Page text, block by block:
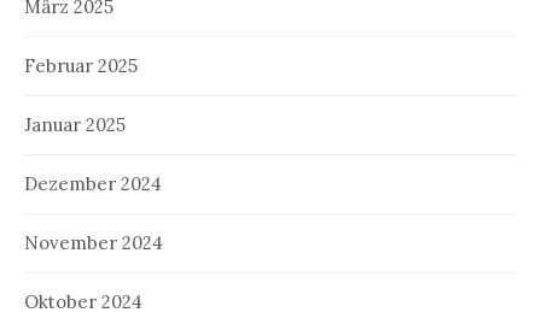
März 2025
Februar 2025
Januar 2025
Dezember 2024
November 2024
Oktober 2024